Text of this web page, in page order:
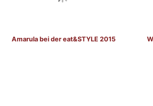
Amarula bei der eat&STYLE 2015